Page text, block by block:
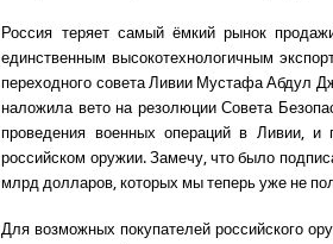
Россия теряет самый ёмкий рынок
единственным высокотехнологичным
переходного совета Ливии Мустафа Абдул
наложила вето на резолюции Совета
проведения военных операций в Ливии, и
российском оружии. Замечу, что было
млрд долларов, которых мы теперь уже не
Для возможных покупателей российского